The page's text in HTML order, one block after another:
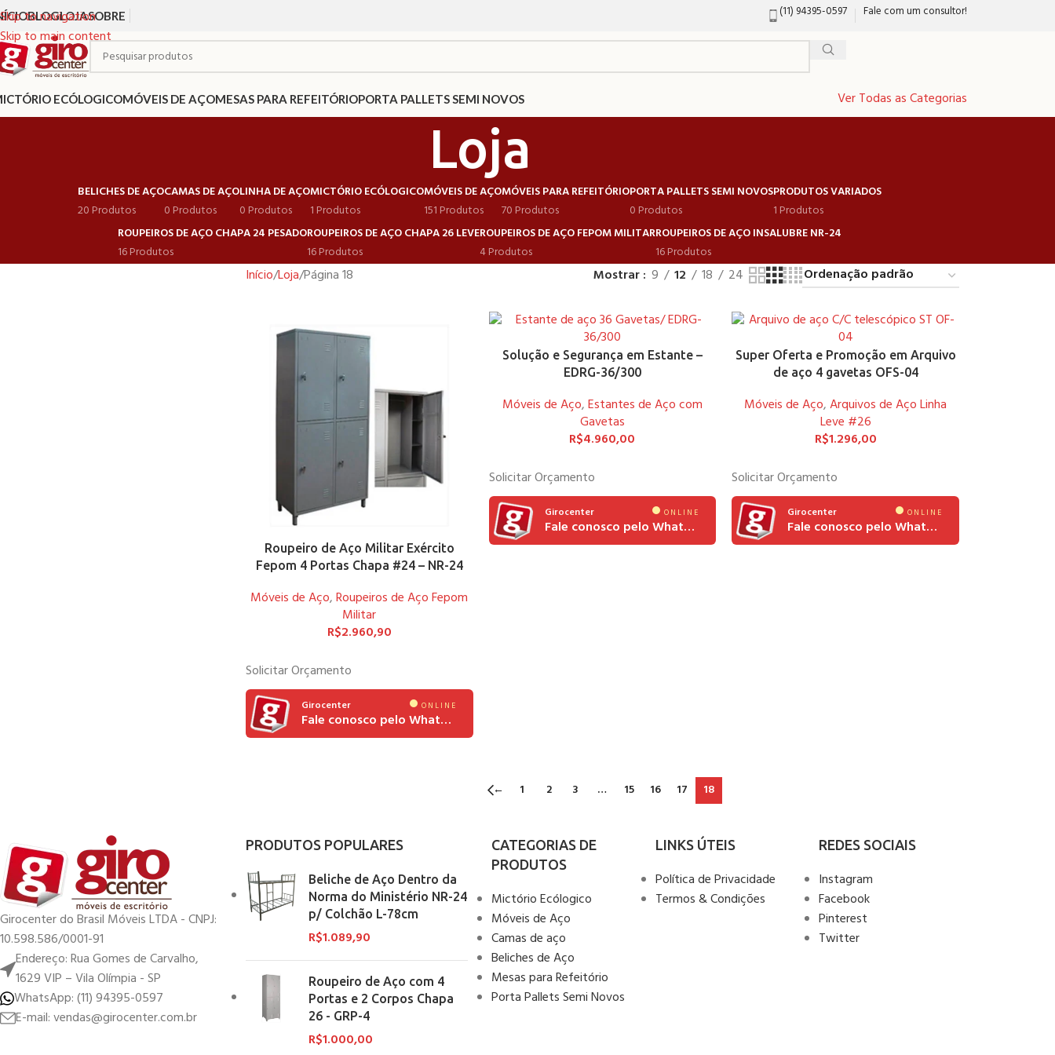
Skip to navigation
Skip to main content
BLOGLOJASOBRE (11) 94395-0597 Fale com um consultor!
ECÓLOGICOMÓVEIS DE AÇOMESAS PARA REFEITÓRIOPORTA PALLETS SEMI NOVOS Ver Todas as Categorias
Loja
BELICHES DE AÇO
20 Produtos
CAMAS DE AÇO
0 Produtos
LINHA DE AÇO
0 Produtos
MICTÓRIO ECÓLOGICO
1 Produtos
MÓVEIS DE AÇO
151 Produtos
MÓVEIS PARA REFEITÓRIO
70 Produtos
PORTA PALLETS SEMI NOVOS
0 Produtos
PRODUTOS VARIADOS
1 Produtos
ROUPEIROS DE AÇO CHAPA 24 PESADO
16 Produtos
ROUPEIROS DE AÇO CHAPA 26 LEVE
16 Produtos
ROUPEIROS DE AÇO FEPOM MILITAR
4 Produtos
ROUPEIROS DE AÇO INSALUBRE NR-24
16 Produtos
Início Loja Página 18 Mostrar 9 12 18 24
Roupeiro de Aço Militar Exército
Fepom 4 Portas Chapa #24 – NR-24
Móveis de Aço,Roupeiros de Aço Fepom
Militar
R$2.960,90
Solicitar Orçamento
Girocenter ONLINE
Fale conosco pelo Whatsapp
Solução e Segurança em Estante –
EDRG-36/300
Móveis de Aço,Estantes de Aço com
Gavetas
R$4.960,00
Solicitar Orçamento
Girocenter ONLINE
Fale conosco pelo Whatsapp
Super Oferta e Promoção em Arquivo
de aço 4 gavetas OFS-04
Móveis de Aço,Arquivos de Aço Linha
Leve #26
R$1.296,00
Solicitar Orçamento
Girocenter ONLINE
Fale conosco pelo Whatsapp
← 1 2 3 … 15 16 17 18
Girocenter do Brasil Móveis LTDA - CNPJ:
10.598.586/0001-91
Endereço: Rua Gomes de Carvalho,
1629 VIP – Vila Olímpia - SP
WhatsApp: (11) 94395-0597
E-mail: vendas@girocenter.com.br
PRODUTOS POPULARES
Beliche de Aço Dentro da
Norma do Ministério NR-24
p/ Colchão L-78cm
R$1.089,90
Roupeiro de Aço com 4
Portas e 2 Corpos Chapa
26 - GRP-4
R$1.000,00
CATEGORIAS DE
PRODUTOS
Mictório Ecólogico
Móveis de Aço
Camas de aço
Beliches de Aço
Mesas para Refeitório
Porta Pallets Semi Novos
LINKS ÚTEIS
Política de Privacidade
Termos & Condições
REDES SOCIAIS
Instagram
Facebook
Pinterest
Twitter